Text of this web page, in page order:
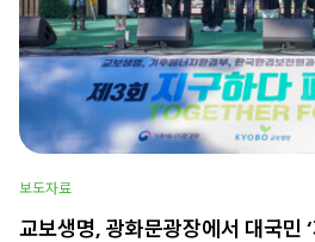
보도자료
교보생명, 광화문광장에서 대국민